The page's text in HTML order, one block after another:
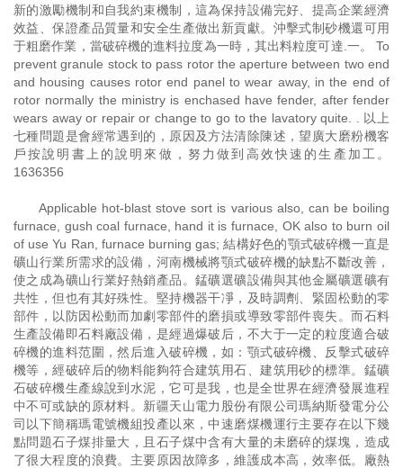
新的激勵機制和自我約束機制，這為保持設備完好、提高企業經濟
效益、保證產品質量和安全生產做出新貢獻。沖擊式制砂機還可用
于粗磨作業，當破碎機的進料拉度為一時，其出料粒度可達.一。 To
prevent granule stock to pass rotor the aperture between two end
and housing causes rotor end panel to wear away, in the end of
rotor normally the ministry is enchased have fender, after fender
wears away or repair or change to go to the lavatory quite. . 以上
七種問題是會經常遇到的，原因及方法清除陳述，望廣大磨粉機客
戶按說明書上的說明來做，努力做到高效快速的生產加工。
1636356
Applicable hot-blast stove sort is various also, can be boiling
furnace, gush coal furnace, hand it is furnace, OK also to burn oil
of use Yu Ran, furnace burning gas; 結構好色的顎式破碎機一直是
礦山行業所需求的設備，河南機械將顎式破碎機的缺點不斷改善，
使之成為礦山行業好熱銷產品。錳礦選礦設備與其他金屬礦選礦有
共性，但也有其好殊性。堅持機器干凈，及時調劑、緊固松動的零
部件，以防因松動而加劇零部件的磨損或導致零部件喪失。而石料
生產設備即石料廠設備，是經過爆破后，不大于一定的粒度適合破
碎機的進料范圍，然后進入破碎機，如：顎式破碎機、反擊式破碎
機等，經破碎后的物料能夠符合建筑用石、建筑用砂的標準。錳礦
石破碎機生產線說到水泥，它可是我，也是全世界在經濟發展進程
中不可或缺的原材料。新疆天山電力股份有限公司瑪納斯發電分公
司以下簡稱瑪電號機組投產以來，中速磨煤機運行主要存在以下幾
點問題石子煤排量大，且石子煤中含有大量的未磨碎的煤塊，造成
了很大程度的浪費。主要原因故障多，維護成本高，效率低。廠熱